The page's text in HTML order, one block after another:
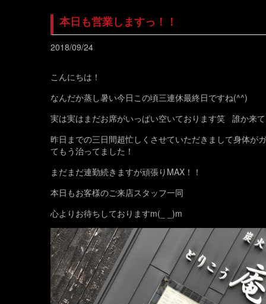
本日も営業しますっ！！
2018/09/24
こんにちは！
なんだか蒸し暑い今日この頃三連休最終日ですね(^^)
実は実はまだお席がいっぱい空いております笑 誰か来
昨日までの三日間超忙しくさせていただきまして身体が
てもう治ってました！
まだまだ連勤続きますが頑張りMAX！！
本日もお客様のご来店スタッフ一同
心よりお待ちしておりますm(_ _)m